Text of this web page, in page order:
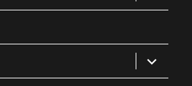
sous-
ouvrir
le
sous-